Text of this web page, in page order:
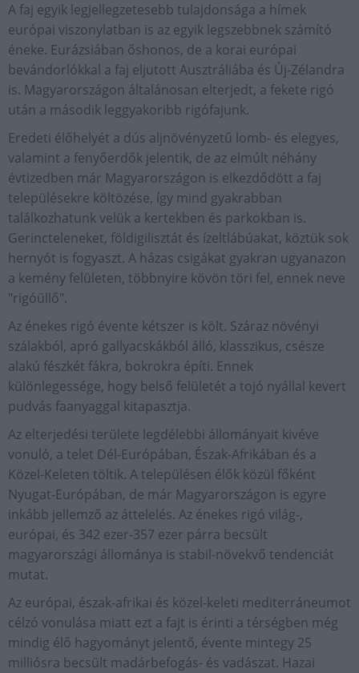
A faj egyik legjellegzetesebb tulajdonsága a hímek
európai viszonylatban is az egyik legszebbnek számító
éneke. Eurázsiában őshonos, de a korai európai
bevándorlókkal a faj eljutott Ausztráliába és Új-Zélandra
is. Magyarországon általánosan elterjedt, a fekete rigó
után a második leggyakoribb rigófajunk.
Eredeti élőhelyét a dús aljnövényzetű lomb- és elegyes,
valamint a fenyőerdők jelentik, de az elmúlt néhány
évtizedben már Magyarországon is elkezdődött a faj
településekre költözése, így mind gyakrabban
találkozhatunk velük a kertekben és parkokban is.
Gerincteleneket, földigilisztát és ízeltlábúakat, köztük sok
hernyót is fogyaszt. A házas csigákat gyakran ugyanazon
a kemény felületen, többnyire kövön töri fel, ennek neve
"rigóüllő".
Az énekes rigó évente kétszer is költ. Száraz növényi
szálakból, apró gallyacskákból álló, klasszikus, csésze
alakú fészkét fákra, bokrokra építi. Ennek
különlegessége, hogy belső felületét a tojó nyállal kevert
pudvás faanyaggal kitapasztja.
Az elterjedési területe legdélebbi állományait kivéve
vonuló, a telet Dél-Európában, Észak-Afrikában és a
Közel-Keleten töltik. A településen élők közül főként
Nyugat-Európában, de már Magyarországon is egyre
inkább jellemző az áttelelés. Az énekes rigó világ-,
európai, és 342 ezer-357 ezer párra becsült
magyarországi állománya is stabil-növekvő tendenciát
mutat.
Az európai, észak-afrikai és közel-keleti mediterráneumot
célzó vonulása miatt ezt a fajt is érinti a térségben még
mindig élő hagyományt jelentő, évente mintegy 25
milliósra becsült madárbefogás- és vadászat. Hazai